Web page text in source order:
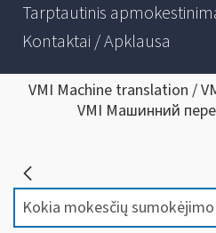
Tarptautinis
Kontaktai / Apklausa
VMI Machine translation /
VMI Машинний